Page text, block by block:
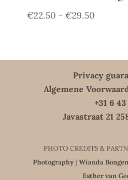
€22.50– €29.50
Privacy
Algemene
+31 6
Javastraat 21
PHOTO CREDITS &
Photography |Wianda
Esther van